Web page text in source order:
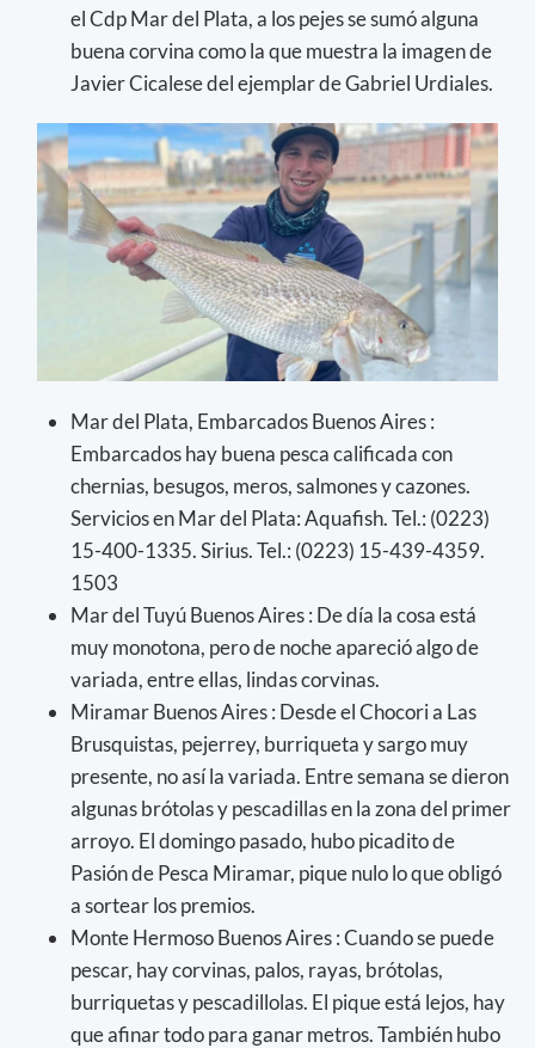
el Cdp Mar del Plata, a los pejes se sumó alguna
buena corvina como la que muestra la imagen de
Javier Cicalese del ejemplar de Gabriel Urdiales.
Mar del Plata, Embarcados Buenos Aires :
Embarcados hay buena pesca calificada con
chernias, besugos, meros, salmones y cazones.
Servicios en Mar del Plata: Aquafish. Tel.: (0223)
15-400-1335. Sirius. Tel.: (0223) 15-439-4359.
1503
Mar del Tuyú Buenos Aires : De día la cosa está
muy monotona, pero de noche apareció algo de
variada, entre ellas, lindas corvinas.
Miramar Buenos Aires : Desde el Chocori a Las
Brusquistas, pejerrey, burriqueta y sargo muy
presente, no así la variada. Entre semana se dieron
algunas brótolas y pescadillas en la zona del primer
arroyo. El domingo pasado, hubo picadito de
Pasión de Pesca Miramar, pique nulo lo que obligó
a sortear los premios.
Monte Hermoso Buenos Aires : Cuando se puede
pescar, hay corvinas, palos, rayas, brótolas,
burriquetas y pescadillolas. El pique está lejos, hay
que afinar todo para ganar metros. También hubo